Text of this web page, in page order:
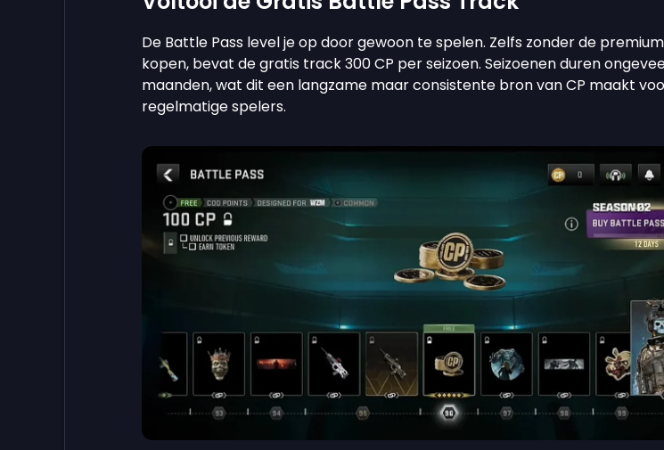
De Battle Pass level je op door gewoon te spelen. Zelfs zonder de
kopen, bevat de gratis track 300 CP per seizoen. Seizoenen duren
maanden, wat dit een langzame maar consistente bron van CP maakt
regelmatige spelers.